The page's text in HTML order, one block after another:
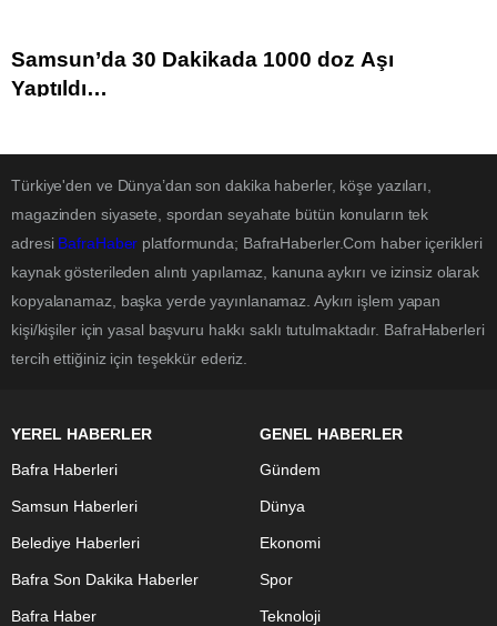
Samsun’da 30 Dakikada 1000 doz Aşı
Yaptıldı…
Türkiye'den ve Dünya’dan son dakika haberler, köşe yazıları,
magazinden siyasete, spordan seyahate bütün konuların tek
adresi BafraHaber platformunda; BafraHaberler.Com haber içerikleri
kaynak gösterileden alıntı yapılamaz, kanuna aykırı ve izinsiz olarak
kopyalanamaz, başka yerde yayınlanamaz. Aykırı işlem yapan
kişi/kişiler için yasal başvuru hakkı saklı tutulmaktadır. BafraHaberleri
tercih ettiğiniz için teşekkür ederiz.
YEREL HABERLER
Bafra Haberleri
Samsun Haberleri
Belediye Haberleri
Bafra Son Dakika Haberler
Bafra Haber
GENEL HABERLER
Gündem
Dünya
Ekonomi
Spor
Teknoloji